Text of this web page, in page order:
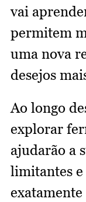
vai
permitem
uma nova
desejos
Ao longo
explorar
ajudarão a
limitantes e